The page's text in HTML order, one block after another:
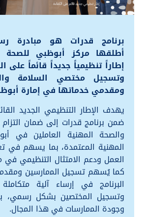
برنامج قدرات هو مبادرة
أطلقها مركز أبوظبي للصحة
إطاراً تنظيمياً جديداً قائماً على
وتسجيل مختصي السلامة
ومقدمي خدماتها في إمارة
يهدف الإطار التنظيمي الجديد
ضمن برنامج قدرات إلى ضمان
والصحة اﻟﻤهنية العاملين في
اﻟﻤهنية اﻟﻤعتمدة، بما يسهم في
العمل ودعم الامتثال التنظيمي
كما يُسهم تسجيل اﻟﻤمارسين
البرنامج في إرساء آلية
وتسجيل اﻟﻤختصين بشكل رسمي،
وجودة اﻟﻤمارسات في هذا اﻟﻤجال.